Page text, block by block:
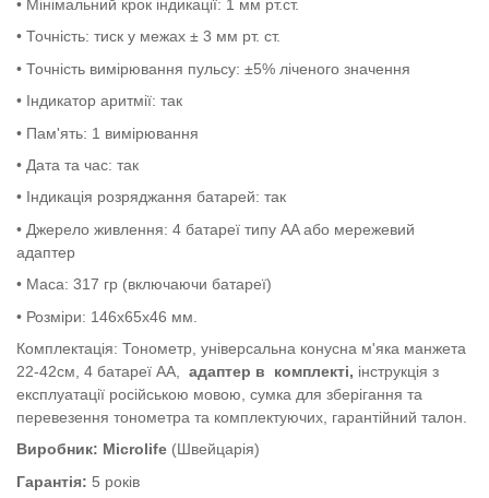
• Мінімальний крок індикації: 1 мм рт.ст.
• Точність: тиск у межах ± 3 мм рт. ст.
• Точність вимірювання пульсу: ±5% ліченого значення
• Індикатор аритмії: так
• Пам'ять: 1 вимірювання
• Дата та час: так
• Індикація розряджання батарей: так
• Джерело живлення: 4 батареї типу AA або мережевий
адаптер
• Маса: 317 гр (включаючи батареї)
• Розміри: 146х65х46 мм.
Комплектація: Тонометр, універсальна конусна м'яка манжета
22-42см, 4 батареї АА,
адаптер в комплекті, інструкція з
експлуатації російською мовою, сумка для зберігання та
перевезення тонометра та комплектуючих, гарантійний талон.
Виробник: Microlife (Швейцарія)
Гарантія: 5 років